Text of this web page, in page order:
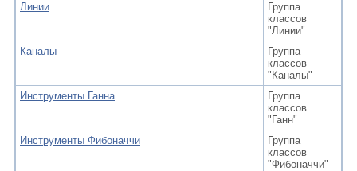
Линии
Группа
классов
"Линии"
Каналы
Группа
классов
"Каналы"
Инструменты Ганна
Группа
классов
"Ганн"
Инструменты Фибоначчи
Группа
классов
"Фибоначчи"